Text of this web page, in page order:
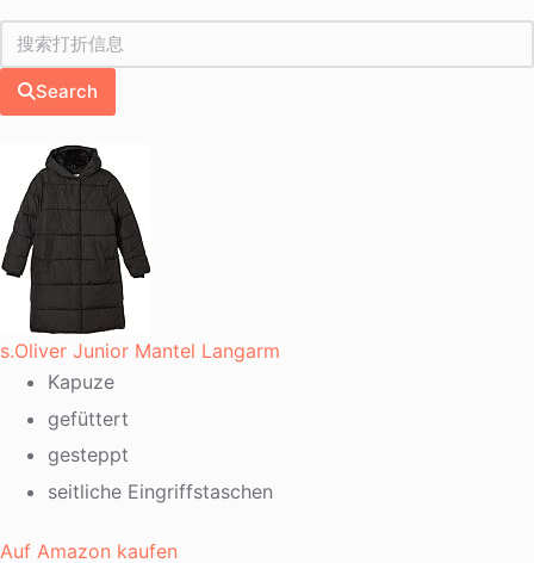
Search
s.Oliver Junior Mantel Langarm
Kapuze
gefüttert
gesteppt
seitliche Eingriffstaschen
Auf Amazon kaufen